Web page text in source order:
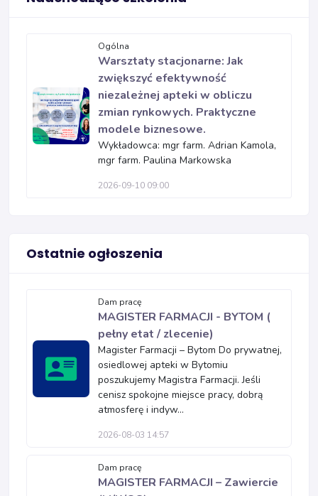
Ogólna
Warsztaty stacjonarne: Jak
zwiększyć efektywność
niezależnej apteki w obliczu
zmian rynkowych. Praktyczne
modele biznesowe.
Wykładowca: mgr farm. Adrian Kamola,
mgr farm. Paulina Markowska
2026-09-10 09:00
Ostatnie ogłoszenia
Dam pracę
MAGISTER FARMACJI - BYTOM (
pełny etat / zlecenie)
Magister Farmacji – Bytom Do prywatnej,
osiedlowej apteki w Bytomiu
poszukujemy Magistra Farmacji. Jeśli
cenisz spokojne miejsce pracy, dobrą
atmosferę i indyw...
2026-08-03 14:57
Dam pracę
MAGISTER FARMACJI – Zawiercie